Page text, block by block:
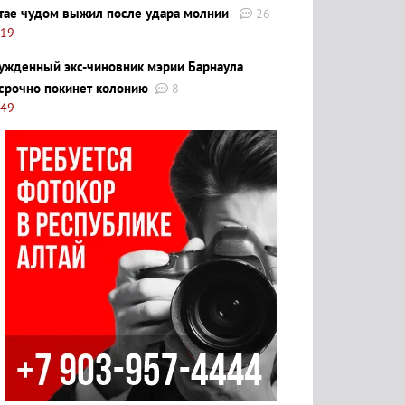
чудом выжил после удара молнии
26
экс-чиновник мэрии Барнаула
покинет колонию
8